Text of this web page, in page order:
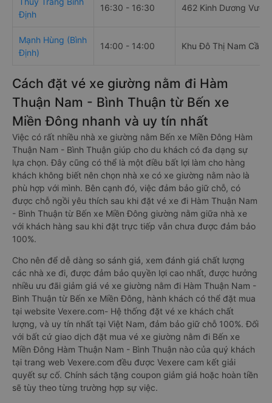
Định
16:30 - 16:30 462 Kinh Dương
Mạnh Hùng (Bình
Định)
14:00 - 14:00 Khu Đô Thị Nam Cần
Cách đặt vé xe giường nằm đi Hàm
Thuận Nam - Bình Thuận từ Bến xe
Miền Đông nhanh và uy tín nhất
Việc có rất nhiều nhà xe giường nằm Bến xe Miền Đông Hàm
Thuận Nam - Bình Thuận giúp cho du khách có đa dạng sự
lựa chọn. Đây cũng có thể là một điều bất lợi làm cho hàng
khách không biết nên chọn nhà xe có xe giường nằm nào là
phù hợp với mình. Bên cạnh đó, việc đảm bảo giữ chỗ, có
được chỗ ngồi yêu thích sau khi đặt vé xe đi Hàm Thuận Nam
- Bình Thuận từ Bến xe Miền Đông giường nằm giữa nhà xe
với khách hàng sau khi đặt trực tiếp vẫn chưa được đảm bảo
100%.
Cho nên để dễ dàng so sánh giá, xem đánh giá chất lượng
các nhà xe đi, được đảm bảo quyền lợi cao nhất, được hưởng
nhiều ưu đãi giảm giá vé xe giường nằm đi Hàm Thuận Nam -
Bình Thuận từ Bến xe Miền Đông, hành khách có thể đặt mua
tại website Vexere.com- Hệ thống đặt vé xe khách chất
lượng, và uy tín nhất tại Việt Nam, đảm bảo giữ chỗ 100%. Đối
với bất cứ giao dịch đặt mua vé xe giường nằm đi Bến xe
Miền Đông Hàm Thuận Nam - Bình Thuận nào của quý khách
tại trang web Vexere.com đều được Vexere cam kết giải
quyết sự cố. Chính sách tặng coupon giảm giá hoặc hoàn tiền
sẽ tùy theo từng trường hợp sự việc.